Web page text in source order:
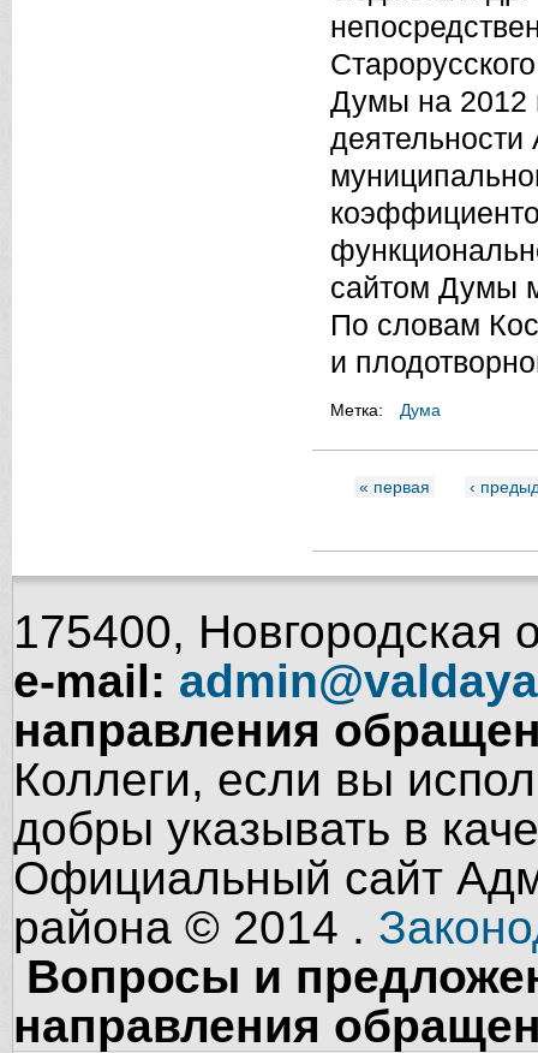
Думы на 2012
деятельности
сайтом Думы
По словам
и
Метка: Дума
« первая ‹
175400, Новгородская
e-mail:
направления
Коллеги, если вы
добры указывать в
Официальный сайт
района © 2014 .
Вопросы и
направления